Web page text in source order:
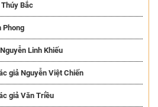
Bắc
Phong
Linh Khiếu
giả Nguyễn Việt Chiến
giả Văn Triều